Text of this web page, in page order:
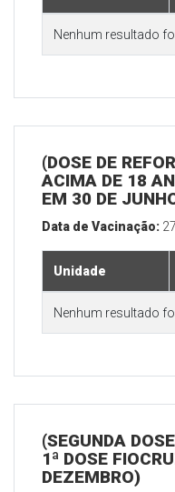
Nenhum resultado
(DOSE DE
ACIMA DE 18
EM 30 DE
Data de Vacinação:
Unidade
Nenhum resultado
(SEGUNDA
1ª DOSE
DEZEMBRO)